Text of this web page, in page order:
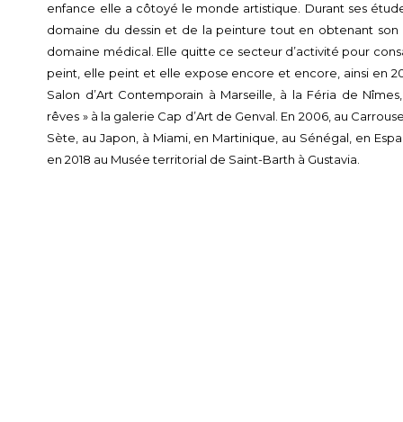
enfance elle a côtoyé le monde artistique. Durant ses
domaine du dessin et de la peinture tout en obtenant
domaine médical. Elle quitte ce secteur d’activité pour
peint, elle peint et elle expose encore et encore, ainsi en
Salon d’Art Contemporain à Marseille, à la Féria de
rêves » à la galerie Cap d’Art de Genval. En 2006, au
Sète, au Japon, à Miami, en Martinique, au Sénégal, en
en 2018 au Musée territorial de Saint-Barth à Gustavia.